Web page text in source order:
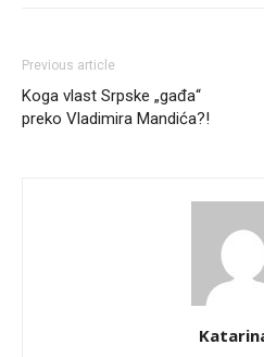
Previous article
Koga vlast Srpske „gađa“
preko Vladimira Mandića?!